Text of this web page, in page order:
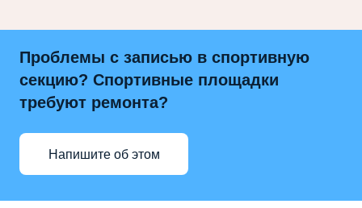
Проблемы с записью в спортивную
секцию? Спортивные площадки
требуют ремонта?
Напишите об этом